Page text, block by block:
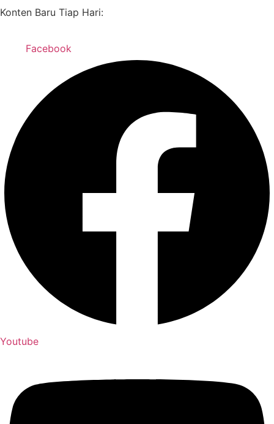
Konten Baru Tiap Hari:
Facebook
Youtube